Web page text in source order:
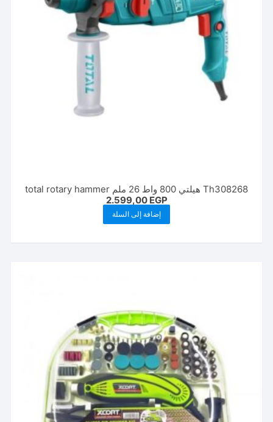
Th308268 هيلتي 800 واط 26 ملم total rotary hammer
2.599,00 EGP
إضافة إلى السلة